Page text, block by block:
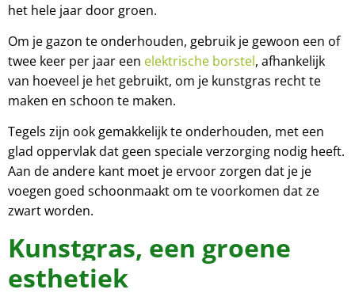
het hele jaar door groen.
Om je gazon te onderhouden, gebruik je gewoon een of
twee keer per jaar een elektrische borstel, afhankelijk
van hoeveel je het gebruikt, om je kunstgras recht te
maken en schoon te maken.
Tegels zijn ook gemakkelijk te onderhouden, met een
glad oppervlak dat geen speciale verzorging nodig heeft.
Aan de andere kant moet je ervoor zorgen dat je je
voegen goed schoonmaakt om te voorkomen dat ze
zwart worden.
Kunstgras, een groene
esthetiek